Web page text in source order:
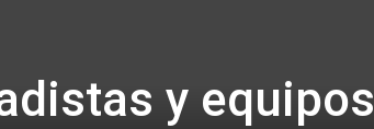
y equipos